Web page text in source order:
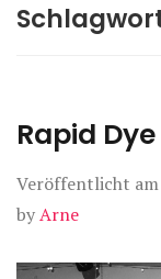
Rapid Dye
Veröffentlicht am
byArne